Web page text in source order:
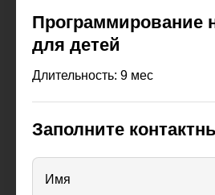
Программирование
для детей
Длительность: 9 мес
Заполните
Имя